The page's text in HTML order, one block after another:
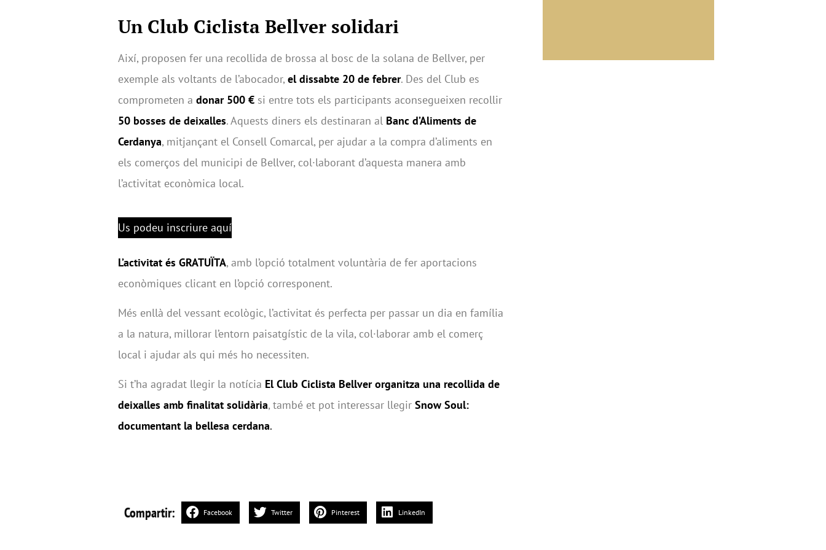
Un Club Ciclista Bellver solidari
Així, proposen fer una recollida de brossa al bosc de la solana de Bellver, per
exemple als voltants de l’abocador, el dissabte 20 de febrer. Des del Club es
comprometen a donar 500 € si entre tots els participants aconsegueixen recollir
50 bosses de deixalles. Aquests diners els destinaran al Banc d’Aliments de
Cerdanya, mitjançant el Consell Comarcal, per ajudar a la compra d’aliments en
els comerços del municipi de Bellver, col·laborant d’aquesta manera amb
l’activitat econòmica local.
Us podeu inscriure aquí
L’activitat és GRATUÏTA, amb l’opció totalment voluntària de fer aportacions
econòmiques clicant en l’opció corresponent.
Més enllà del vessant ecològic, l’activitat és perfecta per passar un dia en família
a la natura, millorar l’entorn paisatgístic de la vila, col·laborar amb el comerç
local i ajudar als qui més ho necessiten.
Si t’ha agradat llegir la notícia El Club Ciclista Bellver organitza una recollida de
deixalles amb finalitat solidària, també et pot interessar llegir Snow Soul:
documentant la bellesa cerdana.
Compartir: Facebook Twitter Pinterest LinkedIn